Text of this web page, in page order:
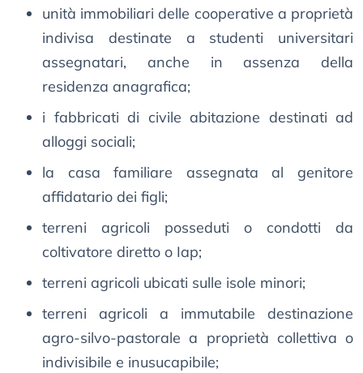
unità immobiliari delle cooperative a proprietà
indivisa destinate a studenti universitari
assegnatari, anche in assenza della
residenza anagrafica;
i fabbricati di civile abitazione destinati ad
alloggi sociali;
la casa familiare assegnata al genitore
affidatario dei figli;
terreni agricoli posseduti o condotti da
coltivatore diretto o Iap;
terreni agricoli ubicati sulle isole minori;
terreni agricoli a immutabile destinazione
agro-silvo-pastorale a proprietà collettiva o
indivisibile e inusucapibile;